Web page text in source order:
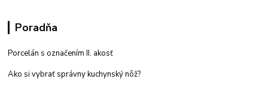
Poradňa
Porcelán s označením II. akosť
Ako si vybrať správny kuchynský nôž?